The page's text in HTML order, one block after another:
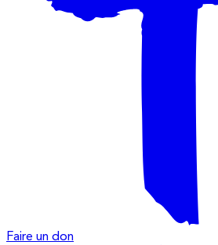
Faire un don